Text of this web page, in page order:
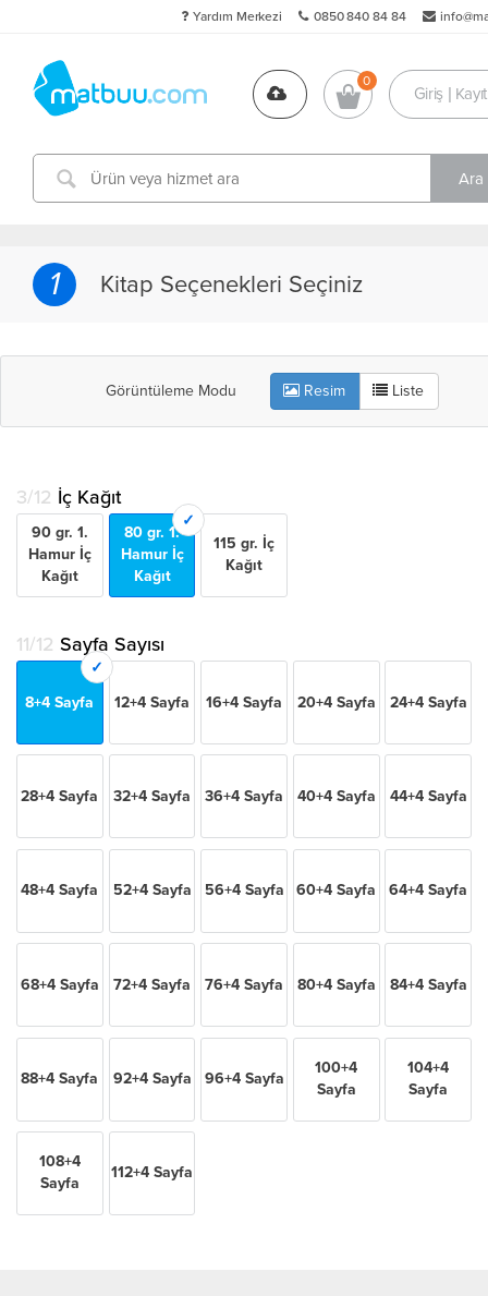
0850 840 84 84
Yardım Merkezi
Giriş | Kayıt
1 Kitap Seçenekleri Seçiniz
Görüntüleme Modu Resim Liste
3/12 İç Kağıt
90 gr. 1.
Hamur İç
Kağıt
80 gr. 1.
Hamur İç
Kağıt
115 gr. İç
Kağıt
11/12 Sayfa Sayısı
8+4 Sayfa 12+4 Sayfa 16+4 Sayfa 20+4 Sayfa 24+4 Sayfa
28+4 Sayfa 32+4 Sayfa 36+4 Sayfa 40+4 Sayfa 44+4 Sayfa
48+4 Sayfa 52+4 Sayfa 56+4 Sayfa 60+4 Sayfa 64+4 Sayfa
68+4 Sayfa 72+4 Sayfa 76+4 Sayfa 80+4 Sayfa 84+4 Sayfa
88+4 Sayfa 92+4 Sayfa 96+4 Sayfa
100+4
Sayfa
104+4
Sayfa
108+4
Sayfa
112+4 Sayfa